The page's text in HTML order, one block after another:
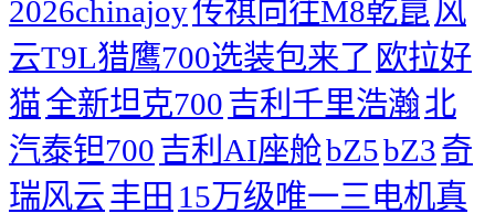
2026chinajoy传祺向往M8乾崑 风
云T9L猎鹰700选装包来了 欧拉好
猫全新坦克700吉利千里浩瀚北
汽泰钽700吉利AI座舱bZ5bZ3奇
瑞风云丰田 15万级唯一三电机真